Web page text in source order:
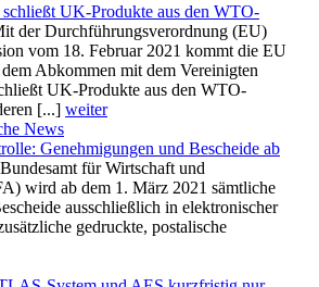
UK-Produkte aus den WTO-
der Durchführungsverordnung (EU)
vom 18. Februar 2021 kommt die EU
Abkommen mit dem Vereinigten
UK-Produkte aus den WTO-
[...] weiter
News
Genehmigungen und Bescheide ab
für Wirtschaft und
wird ab dem 1. März 2021 sämtliche
ausschließlich in elektronischer
gedruckte, postalische